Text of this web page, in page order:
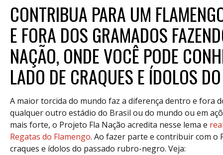
CONTRIBUA PARA UM
E FORA DOS GRAMADOS
NAÇÃO, ONDE VOCÊ PODE
LADO DE CRAQUES E ÍDOLOS
A maior torcida do mundo faz a diferença dentro e fora
qualquer outro estádio do Brasil ou do mundo ou em
mais forte, o Projeto Fla Nação acredita nesse lema e
Regatas do Flamengo. Ao fazer parte e contribuir com o
craques e ídolos do passado rubro-negro. Veja: